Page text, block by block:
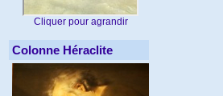
Cliquer pour agrandir
Colonne Héraclite